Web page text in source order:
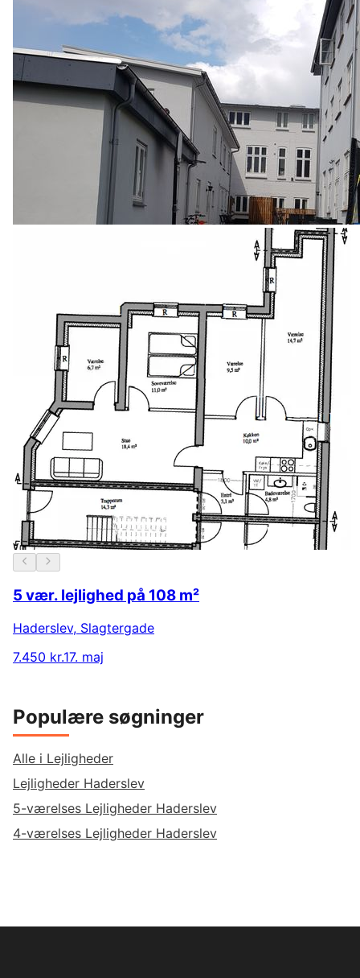
5 vær. lejlighed på 108 m²
Haderslev, Slagtergade
7.450 kr.17. maj
Populære søgninger
Alle i Lejligheder
Lejligheder Haderslev
5-værelses Lejligheder Haderslev
4-værelses Lejligheder Haderslev